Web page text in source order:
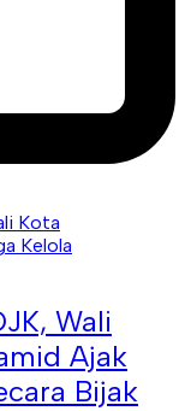
Wali
Ajak
Bijak